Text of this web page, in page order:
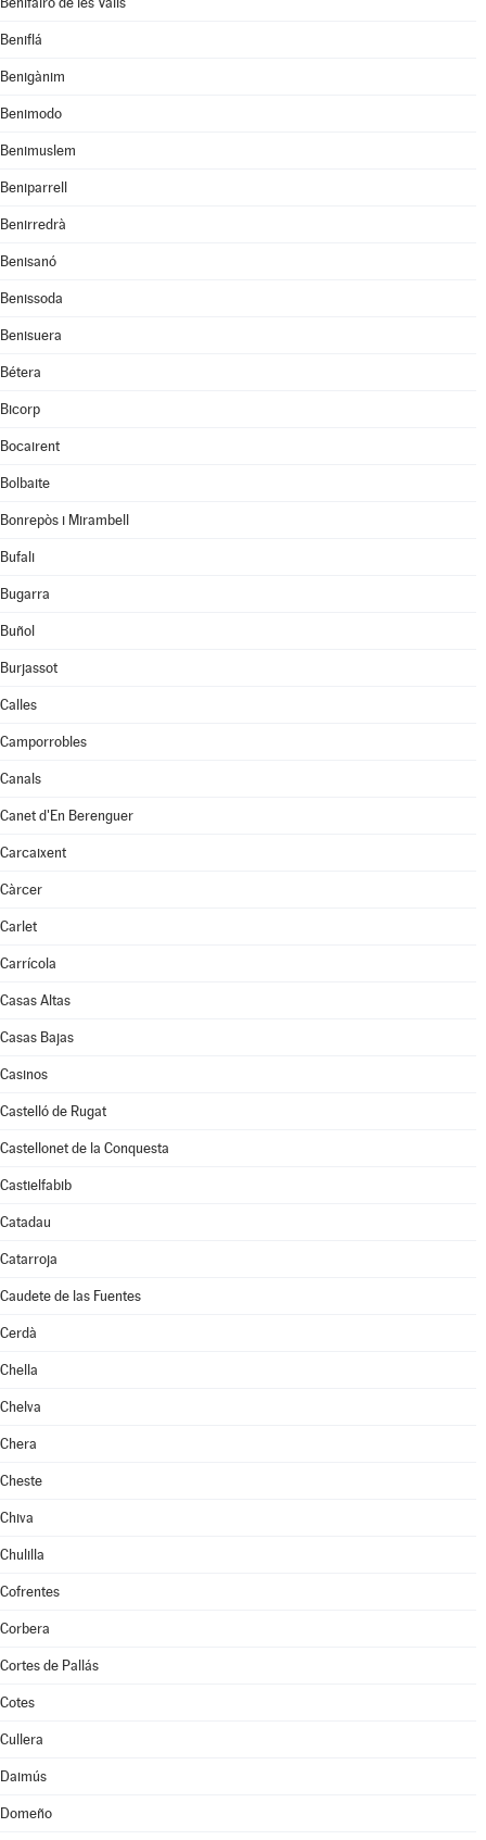
Beniflá
Benigànim
Benimodo
Benimuslem
Beniparrell
Benirredrà
Benisanó
Benissoda
Benisuera
Bétera
Bicorp
Bocairent
Bolbaite
Bonrepòs i Mirambell
Bufali
Bugarra
Buñol
Burjassot
Calles
Camporrobles
Canals
Canet d'En Berenguer
Carcaixent
Càrcer
Carlet
Carrícola
Casas Altas
Casas Bajas
Casinos
Castelló de Rugat
Castellonet de la Conquesta
Castielfabib
Catadau
Catarroja
Caudete de las Fuentes
Cerdà
Chella
Chelva
Chera
Cheste
Chiva
Chulilla
Cofrentes
Corbera
Cortes de Pallás
Cotes
Cullera
Daimús
Domeño